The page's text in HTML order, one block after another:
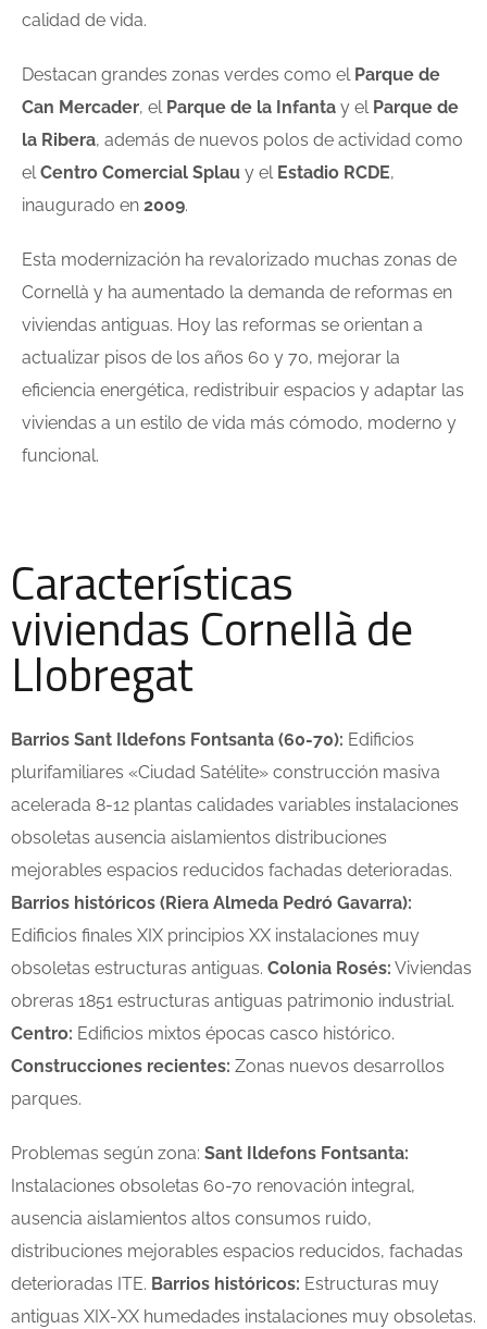
calidad de vida.
Destacan grandes zonas verdes como el Parque de
Can Mercader, el Parque de la Infanta y el Parque de
la Ribera, además de nuevos polos de actividad como
elCentro Comercial Splau y el Estadio RCDE,
inaugurado en 2009.
Esta modernización ha revalorizado muchas zonas de
Cornellà y ha aumentado la demanda de reformas en
viviendas antiguas. Hoy las reformas se orientan a
actualizar pisos de los años 60 y 70, mejorar la
eficiencia energética, redistribuir espacios y adaptar las
viviendas a un estilo de vida más cómodo, moderno y
funcional.
Características
viviendas Cornellà de
Llobregat
Barrios Sant Ildefons Fontsanta (60-70): Edificios
plurifamiliares «Ciudad Satélite» construcción masiva
acelerada 8-12 plantas calidades variables instalaciones
obsoletas ausencia aislamientos distribuciones
mejorables espacios reducidos fachadas deterioradas.
Barrios históricos (Riera Almeda Pedró Gavarra):
Edificios finales XIX principios XX instalaciones muy
obsoletas estructuras antiguas. Colonia Rosés: Viviendas
obreras 1851 estructuras antiguas patrimonio industrial.
Centro: Edificios mixtos épocas casco histórico.
Construcciones recientes: Zonas nuevos desarrollos
parques.
Problemas según zona: Sant Ildefons Fontsanta:
Instalaciones obsoletas 60-70 renovación integral,
ausencia aislamientos altos consumos ruido,
distribuciones mejorables espacios reducidos, fachadas
deterioradas ITE. Barrios históricos: Estructuras muy
antiguas XIX-XX humedades instalaciones muy obsoletas.